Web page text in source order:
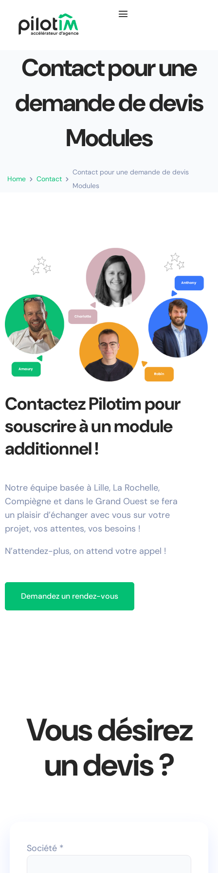
Contact pour une
demande de devis
Modules
Home Contact
Contact pour une demande de devis
Modules
Contactez Pilotim pour
souscrire à un module
additionnel !
Notre équipe basée à Lille, La Rochelle,
Compiègne et dans le Grand Ouest se fera
un plaisir d’échanger avec vous sur votre
projet, vos attentes, vos besoins !
N’attendez-plus, on attend votre appel !
Demandez un rendez-vous
Vous désirez
un devis ?
Société *